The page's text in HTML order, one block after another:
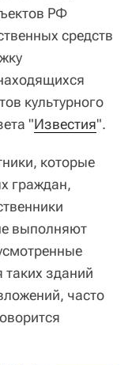
РФ
средств
культурного
"Известия".
которые
граждан,
выполняют
зданий
часто